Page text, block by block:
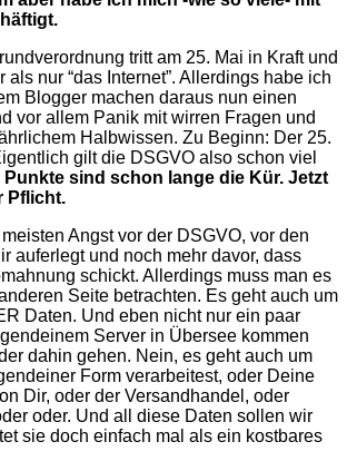
tritt am 25. Mai in Kraft und
als nur “das Internet”. Allerdings habe ich
Blogger machen daraus nun einen
vor allem Panik mit wirren Fragen und
Halbwissen. Zu Beginn: Der 25.
gilt die DSGVO also schon viel
Punkte sind schon lange die Kür. Jetzt
Pflicht.
Angst vor der DSGVO, vor den
auferlegt und noch mehr davor, dass
schickt. Allerdings muss man es
Seite betrachten. Es geht auch um
Daten. Und eben nicht nur ein paar
Server in Übersee kommen
dahin gehen. Nein, es geht auch um
Form verarbeitest, oder Deine
Dir, oder der Versandhandel, oder
oder. Und all diese Daten sollen wir
sie doch einfach mal als ein kostbares